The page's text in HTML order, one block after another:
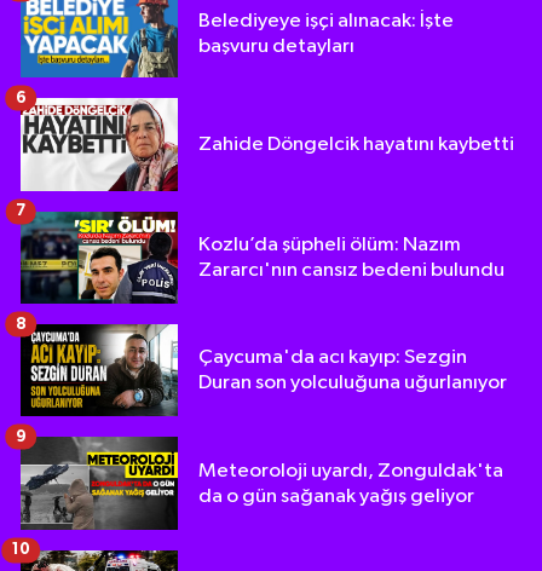
Belediyeye işçi alınacak: İşte
başvuru detayları
Zahide Döngelcik hayatını kaybetti
6
Kozlu’da şüpheli ölüm: Nazım
Zararcı'nın cansız bedeni bulundu
7
Çaycuma'da acı kayıp: Sezgin
Duran son yolculuğuna uğurlanıyor
8
Meteoroloji uyardı, Zonguldak'ta
da o gün sağanak yağış geliyor
9
10